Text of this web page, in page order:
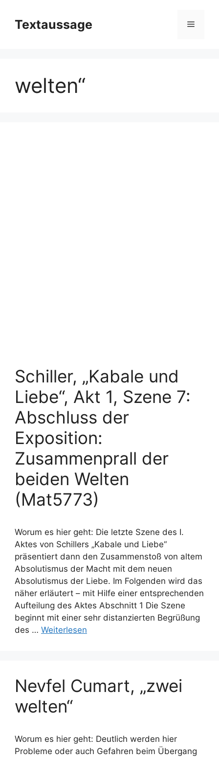
Inhalt
springen
Textaussage Menü
welten“
Schiller, „Kabale und
Liebe“, Akt 1, Szene 7:
Abschluss der
Exposition:
Zusammenprall der
beiden Welten
(Mat5773)
Worum es hier geht: Die letzte Szene des I.
Aktes von Schillers „Kabale und Liebe“
präsentiert dann den Zusammenstoß von altem
Absolutismus der Macht mit dem neuen
Absolutismus der Liebe. Im Folgenden wird das
näher erläutert – mit Hilfe einer entsprechenden
Aufteilung des Aktes Abschnitt 1 Die Szene
beginnt mit einer sehr distanzierten Begrüßung
des … Weiterlesen
Nevfel Cumart, „zwei
welten“
Worum es hier geht: Deutlich werden hier
Probleme oder auch Gefahren beim Übergang